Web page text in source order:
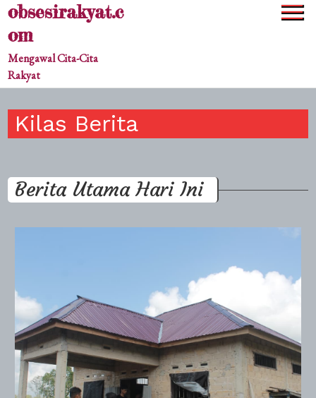
Skipobsesirakyat.c
om
Mengawal Cita-Cita
Rakyat
Kilas Berita
Berita Utama Hari Ini